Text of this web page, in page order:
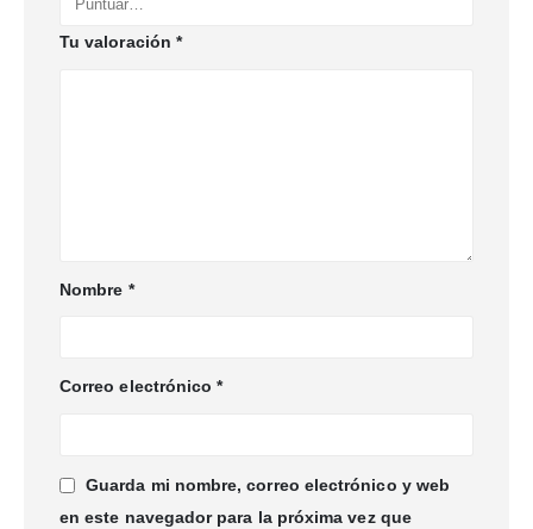
Tu valoración *
Nombre *
Correo electrónico*
Guarda mi nombre, correo electrónico y web
en este navegador para la próxima vez que